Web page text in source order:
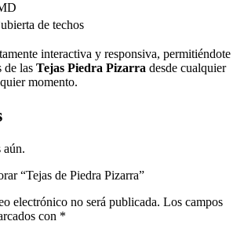
de techos
interactiva y responsiva, permitiéndote
de las Tejas Piedra Pizarra desde cualquier
momento.
aún.
“Tejas de Piedra Pizarra”
electrónico no será publicada. Los campos
con *